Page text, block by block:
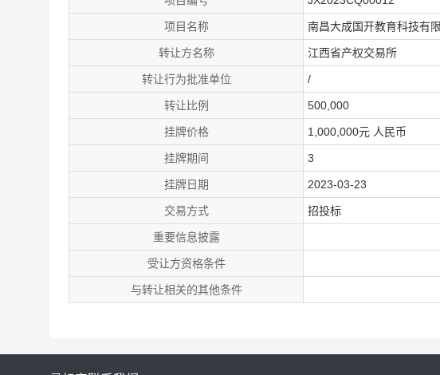
项目名称 南昌大成国开教育科技有
转让方名称 江西省产权交易所
转让行为批准单位 /
转让比例 500,000
挂牌价格 1,000,000元 人民币
挂牌期间 3
挂牌日期 2023-03-23
交易方式 招投标
重要信息披露
受让方资格条件
与转让相关的其他条件